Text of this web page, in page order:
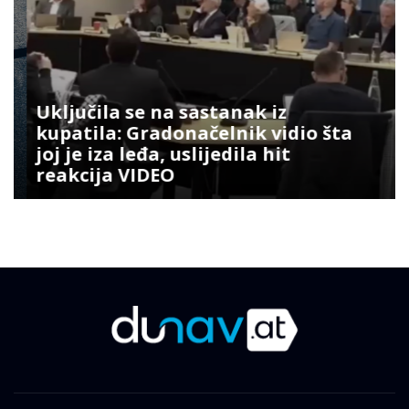
Uključila se na sastanak iz
kupatila: Gradonačelnik vidio šta
joj je iza leđa, uslijedila hit
reakcija VIDEO